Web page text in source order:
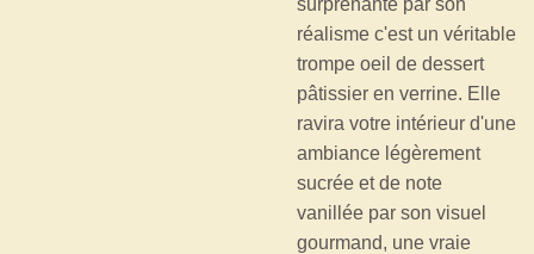
surprenante par son
réalisme c'est un véritable
trompe oeil de dessert
pâtissier en verrine. Elle
ravira votre intérieur d'une
ambiance légèrement
sucrée et de note
vanillée par son visuel
gourmand, une vraie